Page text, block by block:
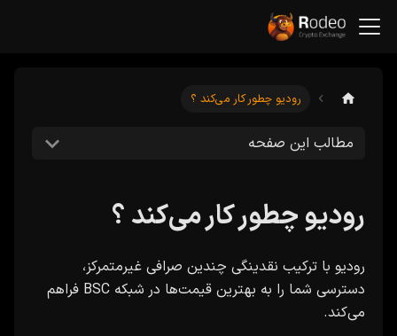
رودیو چطور کار می‌کند ؟
مطالب این صفحه
رودیو چطور کار می‌کند ؟
رودیو با ترکیب نقدینگی چندین صرافی غیرمتمرکز،
دسترسی شما را به بهترین قیمت‌ها در شبکه BSC فراهم
می‌کند.